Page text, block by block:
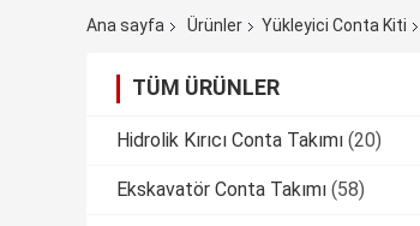
Ana sayfa Ürünler Yükleyici Conta Kiti
TÜM ÜRÜNLER
Hidrolik Kırıcı Conta Takımı (20)
Ekskavatör Conta Takımı (58)